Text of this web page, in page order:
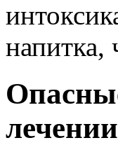
напитка,